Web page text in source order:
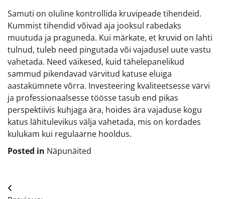
Samuti on oluline kontrollida kruvipeade tihendeid.
Kummist tihendid võivad aja jooksul rabedaks
muutuda ja praguneda. Kui märkate, et kruvid on lahti
tulnud, tuleb need pingutada või vajadusel uute vastu
vahetada. Need väikesed, kuid tähelepanelikud
sammud pikendavad värvitud katuse eluiga
aastakümnete võrra. Investeering kvaliteetsesse värvi
ja professionaalsesse töösse tasub end pikas
perspektiivis kuhjaga ära, hoides ära vajaduse kogu
katus lähitulevikus välja vahetada, mis on kordades
kulukam kui regulaarne hooldus.
Posted in Näpunäited
Navigeerimine